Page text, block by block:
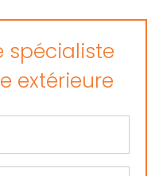
spécialiste
extérieure